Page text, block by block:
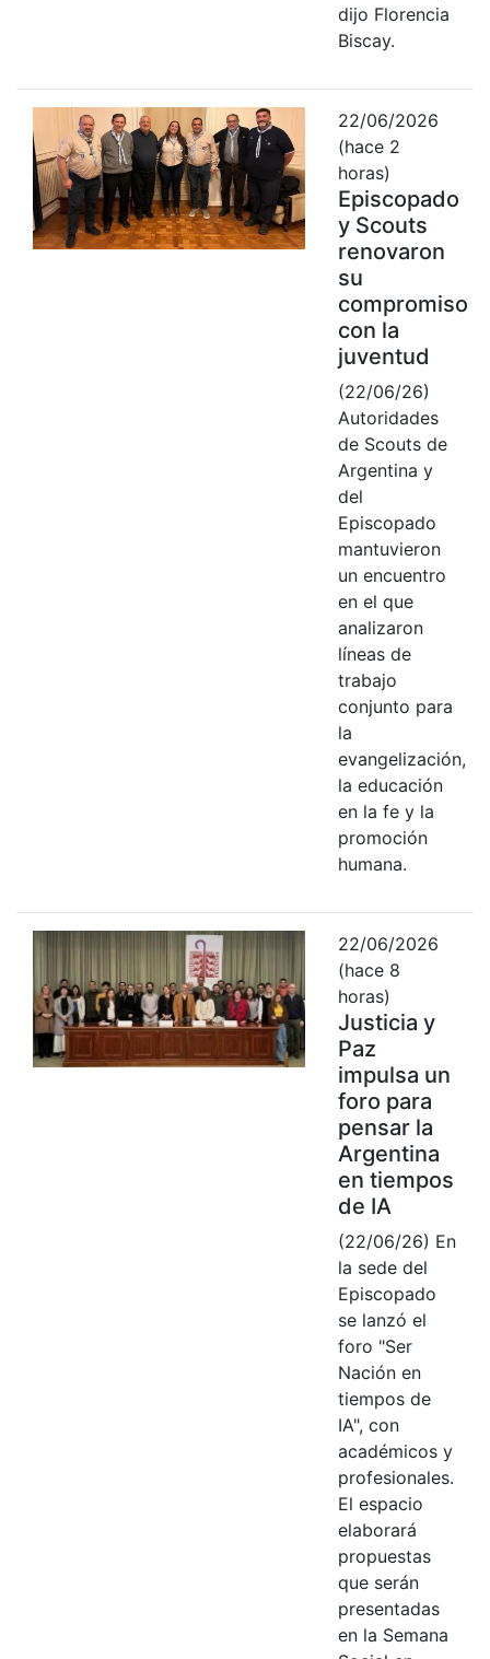
dijo Florencia
Biscay.
22/06/2026
(hace 2
horas)
Episcopado
y Scouts
renovaron
su
compromiso
con la
juventud
(22/06/26)
Autoridades
de Scouts de
Argentina y
del
Episcopado
mantuvieron
un encuentro
en el que
analizaron
líneas de
trabajo
conjunto para
la
evangelización,
la educación
en la fe y la
promoción
humana.
22/06/2026
(hace 8
horas)
Justicia y
Paz
impulsa un
foro para
pensar la
Argentina
en tiempos
de IA
(22/06/26) En
la sede del
Episcopado
se lanzó el
foro "Ser
Nación en
tiempos de
IA", con
académicos y
profesionales.
El espacio
elaborará
propuestas
que serán
presentadas
en la Semana